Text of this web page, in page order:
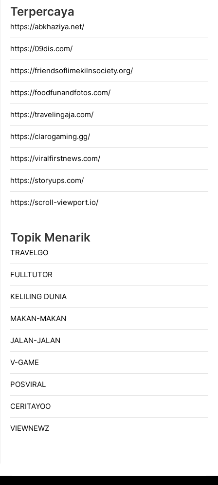
Terpercaya
https://abkhaziya.net/
https://09dis.com/
https://friendsoflimekilnsociety.org/
https://foodfunandfotos.com/
https://travelingaja.com/
https://clarogaming.gg/
https://viralfirstnews.com/
https://storyups.com/
https://scroll-viewport.io/
Topik Menarik
TRAVELGO
FULLTUTOR
KELILING DUNIA
MAKAN-MAKAN
JALAN-JALAN
V-GAME
POSVIRAL
CERITAYOO
VIEWNEWZ